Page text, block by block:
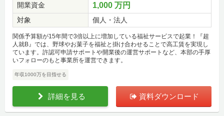
開業資金
1,000 万円
対象 個人・法人
関係予算額が15年間で3倍以上に増加している福祉サービスで起業！『超
人就B』では、野球やお菓子を福祉と掛け合わせることで高工賃を実現し
ています。許認可申請サポートや開業後の運営サポートなど、本部の手厚
いフォローのもと事業所を運営できます。
年収1000万を目指せる
詳細を見る 資料ダウンロード